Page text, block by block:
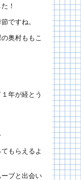
！
ですね。
奥村ももこ
年が経とう
もらえるよ
ブと出会い